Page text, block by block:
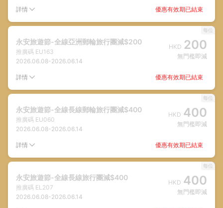
詳情 優惠有效期已結束
永安旅遊節-全線亞洲郵輪旅行團減$200
推廣碼 EU163
2026.06.08-2026.06.14
HKD 200
無門檻即減
每位
詳情 優惠有效期已結束
永安旅遊節-全線長線郵輪旅行團減$400
推廣碼 EU060
2026.06.08-2026.06.14
HKD 400
無門檻即減
每位
詳情 優惠有效期已結束
永安旅遊節-全線長線旅行團減$400
推廣碼 EL207
2026.06.08-2026.06.14
HKD 400
無門檻即減
每位